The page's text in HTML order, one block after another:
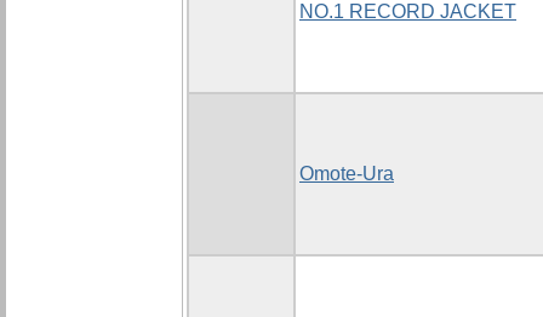
NO.1 RECORD JACKET
Omote-Ura